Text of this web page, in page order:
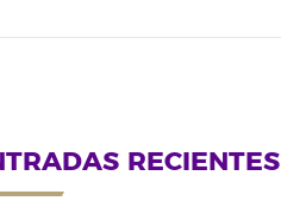
RECIENTES